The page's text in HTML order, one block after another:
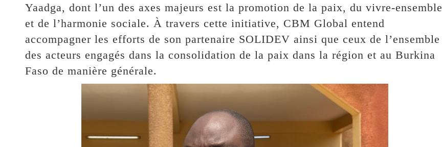
Yaadga, dont l’un des axes majeurs est la promotion de la paix, du vivre-ensemble
et de l’harmonie sociale. À travers cette initiative, CBM Global entend
accompagner les efforts de son partenaire SOLIDEV ainsi que ceux de l’ensemble
des acteurs engagés dans la consolidation de la paix dans la région et au Burkina
Faso de manière générale.